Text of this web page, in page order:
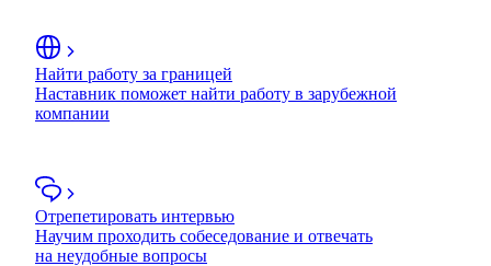
Найти работу за границей
Наставник поможет найти работу в зарубежной
компании
Отрепетировать интервью
Научим проходить собеседование и отвечать
на неудобные вопросы